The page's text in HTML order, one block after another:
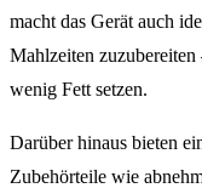
macht das Gerät auch
Mahlzeiten
wenig Fett setzen.
Darüber hinaus bieten
Zubehörteile wie